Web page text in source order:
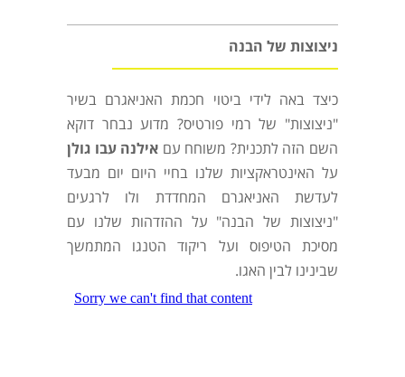
ניצוצות של הבנה
כיצד באה לידי ביטוי חכמת האניאגרם בשיר
"ניצוצות" של רמי פורטיס? מדוע נבחר דוקא
השם הזה לתכנית? משוחח עם אילנה עבו גולן
על האינטראקציות שלנו בחיי היום יום מבעד
לעדשת האניאגרם המחדדת ולו לרגעים
"ניצוצות של הבנה" על ההזדהות שלנו עם
מסיכת הטיפוס ועל ריקוד הטנגו המתמשך
שבינינו לבין האגו.